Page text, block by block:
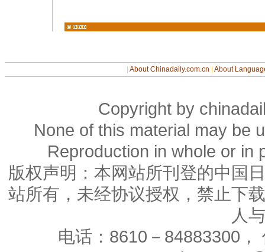
About Chinadaily.com.cn About
Copyright by
None of this material may be
Reproduction in whole or in
版权声明：本网站所刊登的中国
站所有，未经协议授权，禁止下
人
电话：8610－84883300